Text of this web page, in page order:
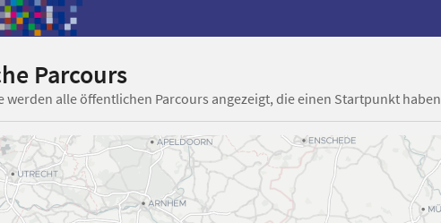
Parcours
werden alle öffentlichen Parcours angezeigt, die einen Startpunkt haben